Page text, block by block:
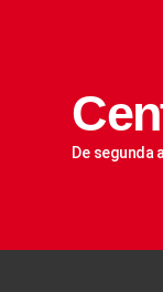
De segunda